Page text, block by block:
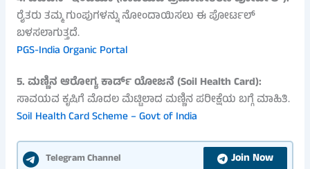
ರೈತರು ತಮ್ಮ ಗುಂಪುಗಳನ್ನು ನೋಂದಾಯಿಸಲು ಈ ಪೋರ್ಟಲ್
ಬಳಸಲಾಗುತ್ತದೆ.
PGS-India Organic Portal
5. ಮಣ್ಣಿನ ಆರೋಗ್ಯ ಕಾರ್ಡ್ ಯೋಜನೆ (Soil Health Card):
ಸಾವಯವ ಕೃಷಿಗೆ ಮೊದಲ ಮೆಟ್ಟಿಲಾದ ಮಣ್ಣಿನ ಪರೀಕ್ಷೆಯ ಬಗ್ಗೆ ಮಾಹಿತಿ.
Soil Health Card Scheme – Govt of India
Telegram Channel Join Now